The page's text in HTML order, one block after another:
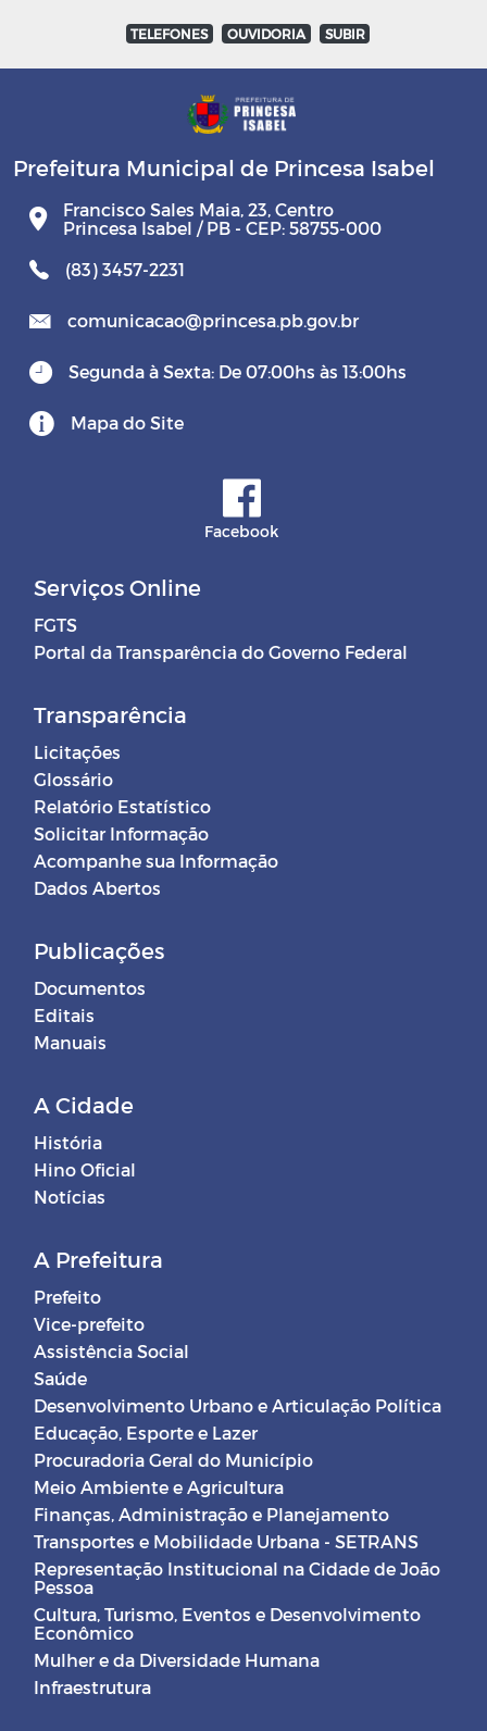
TELEFONES OUVIDORIA SUBIR
Prefeitura Municipal de Princesa Isabel
Francisco Sales Maia, 23, Centro
Princesa Isabel / PB - CEP: 58755-000
(83) 3457-2231
comunicacao@princesa.pb.gov.br
Segunda à Sexta: De 07:00hs às 13:00hs
Mapa do Site
Facebook
Serviços Online
FGTS
Portal da Transparência do Governo Federal
Transparência
Licitações
Glossário
Relatório Estatístico
Solicitar Informação
Acompanhe sua Informação
Dados Abertos
Publicações
Documentos
Editais
Manuais
A Cidade
História
Hino Oficial
Notícias
A Prefeitura
Prefeito
Vice-prefeito
Assistência Social
Saúde
Desenvolvimento Urbano e Articulação Política
Educação, Esporte e Lazer
Procuradoria Geral do Município
Meio Ambiente e Agricultura
Finanças, Administração e Planejamento
Transportes e Mobilidade Urbana - SETRANS
Representação Institucional na Cidade de João
Pessoa
Cultura, Turismo, Eventos e Desenvolvimento
Econômico
Mulher e da Diversidade Humana
Infraestrutura